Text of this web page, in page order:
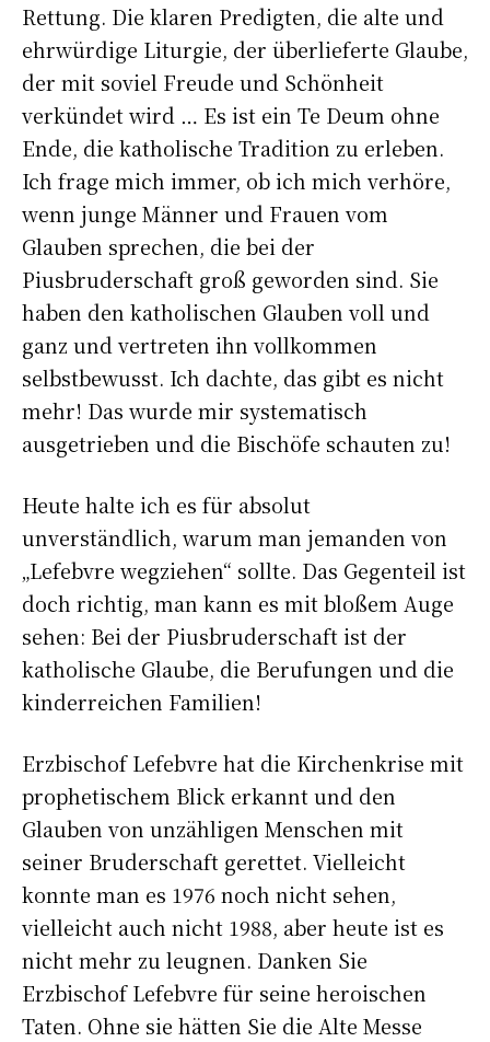
Rettung. Die klaren Predigten, die alte und
ehrwürdige Liturgie, der überlieferte Glaube,
der mit soviel Freude und Schönheit
verkündet wird … Es ist ein Te Deum ohne
Ende, die katholische Tradition zu erleben.
Ich frage mich immer, ob ich mich verhöre,
wenn junge Männer und Frauen vom
Glauben sprechen, die bei der
Piusbruderschaft groß geworden sind. Sie
haben den katholischen Glauben voll und
ganz und vertreten ihn vollkommen
selbstbewusst. Ich dachte, das gibt es nicht
mehr! Das wurde mir systematisch
ausgetrieben und die Bischöfe schauten zu!
Heute halte ich es für absolut
unverständlich, warum man jemanden von
„Lefebvre wegziehen“ sollte. Das Gegenteil ist
doch richtig, man kann es mit bloßem Auge
sehen: Bei der Piusbruderschaft ist der
katholische Glaube, die Berufungen und die
kinderreichen Familien!
Erzbischof Lefebvre hat die Kirchenkrise mit
prophetischem Blick erkannt und den
Glauben von unzähligen Menschen mit
seiner Bruderschaft gerettet. Vielleicht
konnte man es 1976 noch nicht sehen,
vielleicht auch nicht 1988, aber heute ist es
nicht mehr zu leugnen. Danken Sie
Erzbischof Lefebvre für seine heroischen
Taten. Ohne sie hätten Sie die Alte Messe